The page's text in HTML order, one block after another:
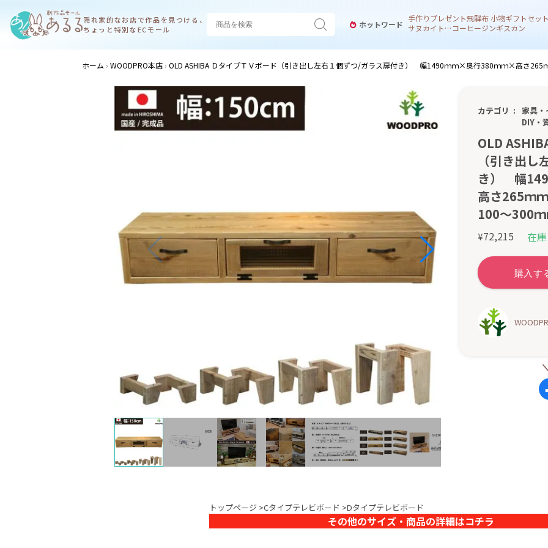
隠れ家的なお店で作品を見つける、
ちょっと特別なECモール
ホットワード
手作りプレゼント飛騨布 小物ギフトセッ
サヌカイト 風鈴コーヒージンギスカン
ホーム WOODPRO本店 OLD ASHIBA ＤタイプＴＶボード（引き出し左右１個ずつ/ガラス扉付き） 幅1490ｍｍ×奥行380ｍｍ×高さ
カテゴリ
家具
DIY・
OLD
（引き出
き） 幅
高さ265ｍ
100〜300
¥72,215 在庫
トップページ >Cタイプテレビボード >Dタイプテレビボード
その他のサイズ・商品の詳細はコチラ